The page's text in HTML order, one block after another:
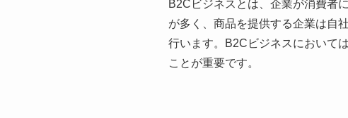
B2Cビジネスとは、企業が消費者
が多く、商品を提供する企業は自
行います。B2Cビジネスにおいて
ことが重要です。